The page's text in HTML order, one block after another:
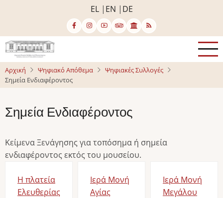
κυρίως
περιεχόμενο
EL EN DE
Αρχική Ψηφιακό Απόθεμα
Ψηφιακές Συλλογές
Σημεία Ενδιαφέροντος
Σημεία Ενδιαφέροντος
Κείμενα Ξενάγησης για τοπόσημα ή σημεία
ενδιαφέροντος εκτός του μουσείου.
Η πλατεία
Ελευθερίας
Ιερά Μονή
Αγίας
Ιερά Μονή
Μεγάλου